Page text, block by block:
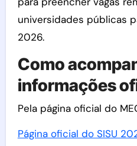
universidades públicas
2026.
Como
informações
Pela página oficial do
Página oficial do SISU